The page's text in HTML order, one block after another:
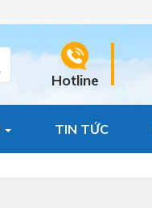
Hotline
TIN TỨC